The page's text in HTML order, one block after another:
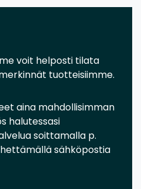
voit helposti tilata
tuotteisiimme.
aina mahdollisimman
halutessasi
soittamalla p.
sähköpostia